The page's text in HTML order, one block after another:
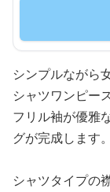
シンプルながら
シャツワンピー
フリル袖が優雅
グが完成します。
シャツタイプの